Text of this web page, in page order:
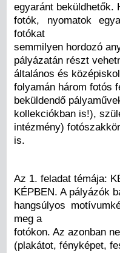
egyaránt beküldhetők.
fotók, nyomatok
fotókat
semmilyen hordozó
pályázatán részt
általános és
folyamán három fotós
beküldendő
kollekciókban is!),
intézmény)
is.
Az 1. feladat témája:
KÉPBEN. A pályázók
hangsúlyos
meg a
fotókon. Az azonban
(plakátot, fényképet,